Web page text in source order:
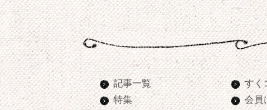
記事一覧
特集
すく
会員